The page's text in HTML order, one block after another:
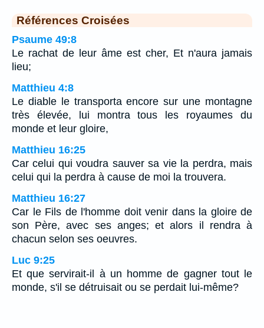
Références Croisées
Psaume 49:8
Le rachat de leur âme est cher, Et n'aura jamais
lieu;
Matthieu 4:8
Le diable le transporta encore sur une montagne
très élevée, lui montra tous les royaumes du
monde et leur gloire,
Matthieu 16:25
Car celui qui voudra sauver sa vie la perdra, mais
celui qui la perdra à cause de moi la trouvera.
Matthieu 16:27
Car le Fils de l'homme doit venir dans la gloire de
son Père, avec ses anges; et alors il rendra à
chacun selon ses oeuvres.
Luc 9:25
Et que servirait-il à un homme de gagner tout le
monde, s'il se détruisait ou se perdait lui-même?